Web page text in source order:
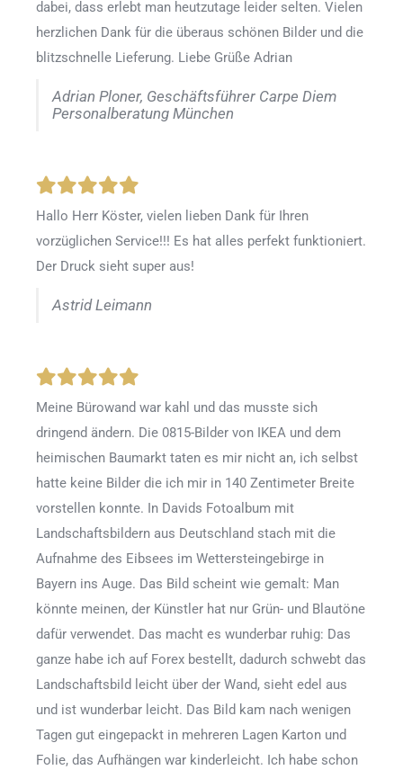
dabei, dass erlebt man heutzutage leider selten. Vielen
herzlichen Dank für die überaus schönen Bilder und die
blitzschnelle Lieferung. Liebe Grüße Adrian
Adrian Ploner, Geschäftsführer Carpe Diem
Personalberatung München
Hallo Herr Köster, vielen lieben Dank für Ihren
vorzüglichen Service!!! Es hat alles perfekt funktioniert.
Der Druck sieht super aus!
Astrid Leimann
Meine Bürowand war kahl und das musste sich
dringend ändern. Die 0815-Bilder von IKEA und dem
heimischen Baumarkt taten es mir nicht an, ich selbst
hatte keine Bilder die ich mir in 140 Zentimeter Breite
vorstellen konnte. In Davids Fotoalbum mit
Landschaftsbildern aus Deutschland stach mit die
Aufnahme des Eibsees im Wettersteingebirge in
Bayern ins Auge. Das Bild scheint wie gemalt: Man
könnte meinen, der Künstler hat nur Grün- und Blautöne
dafür verwendet. Das macht es wunderbar ruhig: Das
ganze habe ich auf Forex bestellt, dadurch schwebt das
Landschaftsbild leicht über der Wand, sieht edel aus
und ist wunderbar leicht. Das Bild kam nach wenigen
Tagen gut eingepackt in mehreren Lagen Karton und
Folie, das Aufhängen war kinderleicht. Ich habe schon